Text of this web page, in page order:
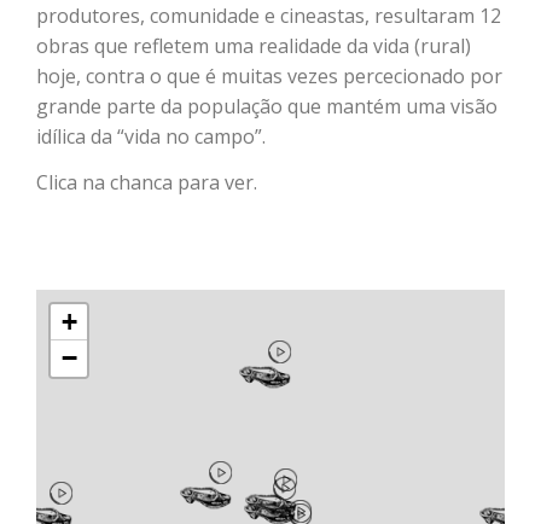
produtores, comunidade e cineastas, resultaram 12
obras que refletem uma realidade da vida (rural)
hoje, contra o que é muitas vezes percecionado por
grande parte da população que mantém uma visão
idílica da “vida no campo”.
Clica na chanca para ver.
+
−